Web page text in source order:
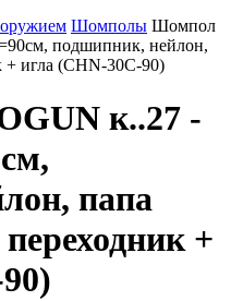
оружием Шомполы Шомпол
подшипник, нейлон,
+ игла (CHN-30C-90)
к..27 -
папа
+